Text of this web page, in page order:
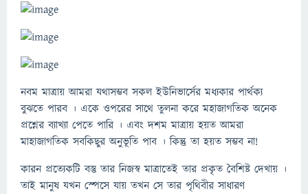
নবম মাত্রায় আমরা যথাসম্ভব সকল ইউনিভার্সের মধ্যকার পার্থক্য
বুঝতে পারব । একে ওপরের সাথে তুলনা করে মহাজাগতিক অনেক
প্রশ্নের ব্যাখ্যা পেতে পারি । এবং দশম মাত্রায় হয়ত আমরা
মাহাজাগতিক সবকিছুর অনুভূতি পাব । কিন্তু তা হয়ত সম্ভব না!
কারন প্রত্যেকটি বস্তু তার নিজস্ব মাত্রাতেই তার প্রকৃত বৈশিষ্ট দেখায় ।
তাই মানুষ যখন স্পেসে যায় তখন সে তার পৃথিবীর সাধারণ